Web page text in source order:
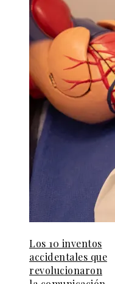
Los 10 inventos
accidentales que
revolucionaron